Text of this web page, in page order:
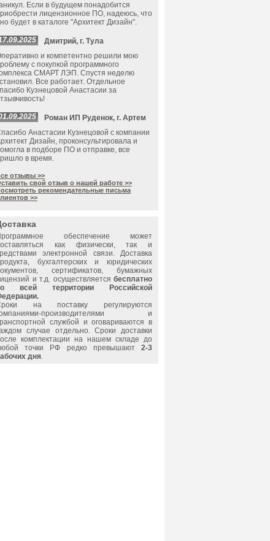
Если в будущем понадобится
лицензионное ПО, надеюсь, что
будет в каталоге "Архитект Дизайн".
Дмитрий, г. Тула
и компетентно решили мою
с покупкой программного
СМАРТ ЛЭП. Спустя неделю
Все работает. Отдельное
Кузнецовой Анастасии за
Роман ИП Руденок, г. Артем
Анастасии Кузнецовой с компании
Дизайн, проконсультировала и
в подборе ПО и отправке, все
в время.
отзывы >>
свой отзыв о нашей работе >>
рекомендательные письма
>>
обеспечение может
как физически, так и
электронной связи. Доставка
бухгалтерских и юридических
сертификатов, бумажных
и т.д. осуществляется бесплатно
всей территории Российской
на поставку регулируются
производителями и
службой и оговариваются в
случае отдельно. Сроки доставки
комплектации на нашем складе до
точки РФ редко превышают 2-3
дня.